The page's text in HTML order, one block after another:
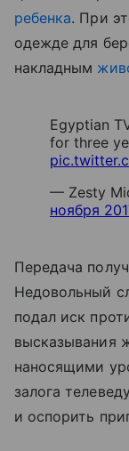
ребенка. При
одежде для
накладным
Egyptian
for three
— Zesty
ноября
Передача
Недовольный
подал иск
высказывания
наносящими
залога
и оспорить